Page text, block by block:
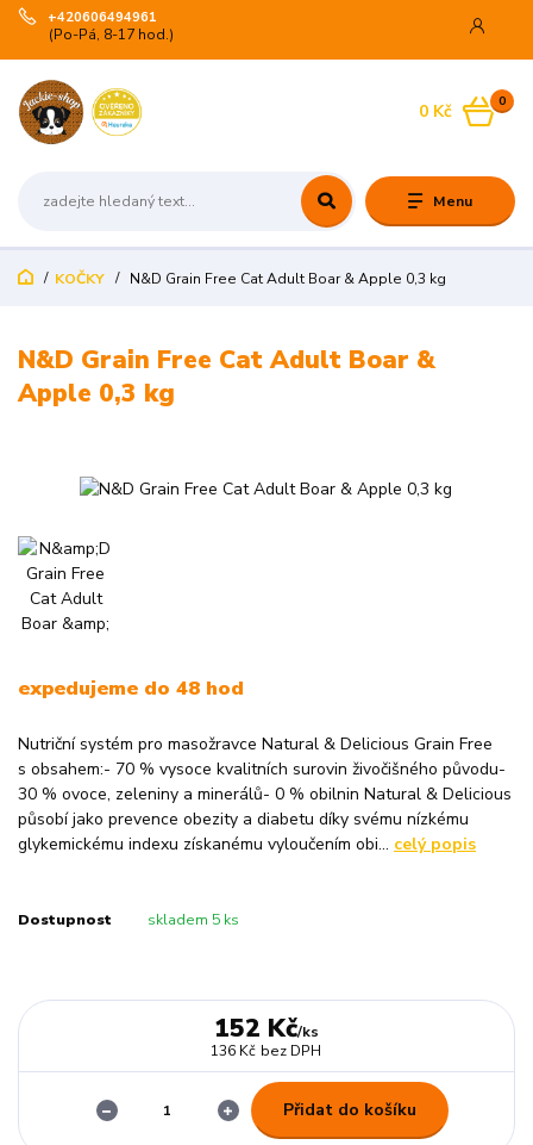
Menu
+420606494961
(Po-Pá, 8-17 hod.)
0
0 Kč
KOČKY N&D Grain Free Cat Adult Boar & Apple 0,3 kg
N&D Grain Free Cat Adult Boar &
Apple 0,3 kg
expedujeme do 48 hod
Nutriční systém pro masožravce Natural & Delicious Grain Free
s obsahem:- 70 % vysoce kvalitních surovin živočišného původu-
30 % ovoce, zeleniny a minerálů- 0 % obilnin Natural & Delicious
působí jako prevence obezity a diabetu díky svému nízkému
glykemickému indexu získanému vyloučením obi... celý popis
Dostupnost skladem 5 ks
152 Kč/ks
136 Kč bez DPH
Přidat do košíku